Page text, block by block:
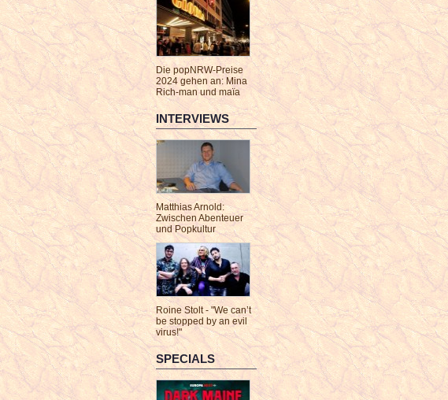
Die popNRW-Preise
2024 gehen an: Mina
Rich-man und maïa
INTERVIEWS
Matthias Arnold:
Zwischen Abenteuer
und Popkultur
Roine Stolt - "We can’t
be stopped by an evil
virus!"
SPECIALS